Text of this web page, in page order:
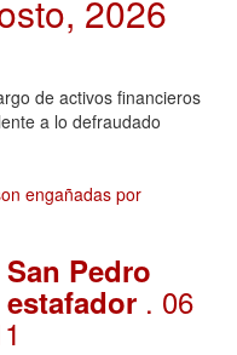
2026
de activos financieros
a lo defraudado
Pedro
. 06